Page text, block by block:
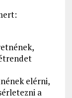
elérni,
a